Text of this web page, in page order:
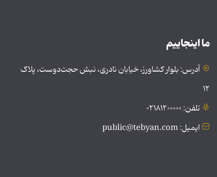
ما اینجاییم
آدرس: بلوار کشاورز، خیابان نادری، نبش حجت‌دوست، پلاک
۱۲
تلفن: ۰۲۱۸۱۲۰۰۰۰۰
ایمیل: public@tebyan.com